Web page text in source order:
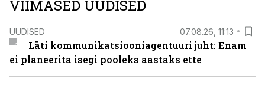
VIIMASED UUDISED
UUDISED 07.08.26, 11:13
Läti kommunikatsiooniagentuuri juht: Enam
ei planeerita isegi pooleks aastaks ette